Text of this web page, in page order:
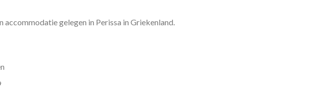
gelegen in Perissa in Griekenland.